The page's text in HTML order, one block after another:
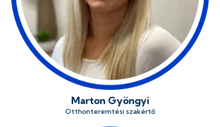
Marton Gyöngyi
Otthonteremtési szakértő